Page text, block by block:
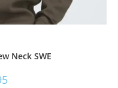
Neck SWE